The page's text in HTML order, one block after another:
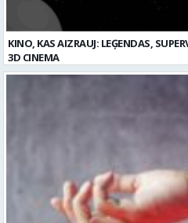
KINO, KAS AIZRAUJ: LEĢENDAS,
3D CINEMA